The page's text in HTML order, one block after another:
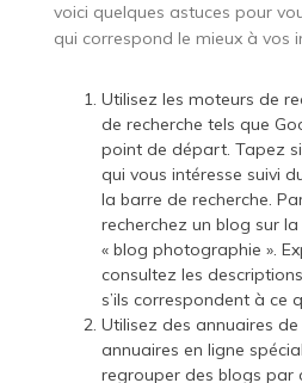
voici quelques astuces pour
qui correspond le mieux à vos
Utilisez les moteurs de
de recherche tels que
point de départ. Tapez
qui vous intéresse suivi
la barre de recherche.
recherchez un blog sur
« blog photographie ».
consultez les
s’ils correspondent à ce
Utilisez des annuaires
annuaires en ligne
regrouper des blogs par